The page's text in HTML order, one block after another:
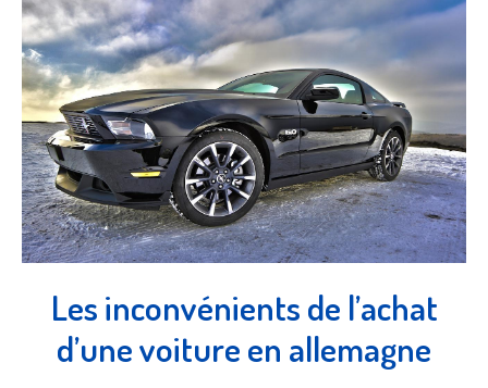
Les inconvénients de l’achat
d’une voiture en allemagne